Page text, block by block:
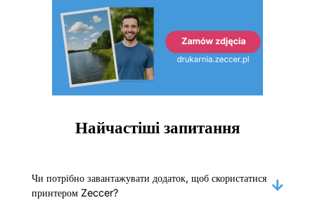
Найчастіші запитання
Чи потрібно завантажувати додаток, щоб скористатися
принтером Zeccer?